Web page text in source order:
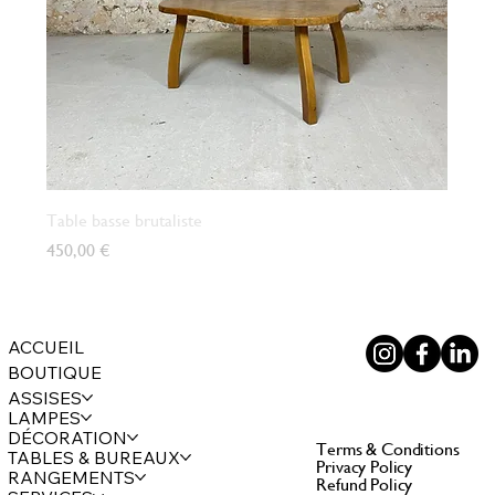
Table basse brutaliste
Prix
450,00 €
ACCUEIL
BOUTIQUE
ASSISES
LAMPES
DÉCORATION
TABLES & BUREAUX
RANGEMENTS
Terms & Conditions
Privacy Policy
Refund Policy